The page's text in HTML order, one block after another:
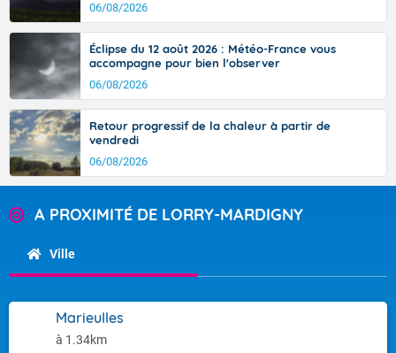
06/08/2026
Éclipse du 12 août 2026 : Météo-France vous
accompagne pour bien l'observer
06/08/2026
Retour progressif de la chaleur à partir de
vendredi
06/08/2026
A PROXIMITÉ DE LORRY-MARDIGNY
Ville
Marieulles
à 1.34km